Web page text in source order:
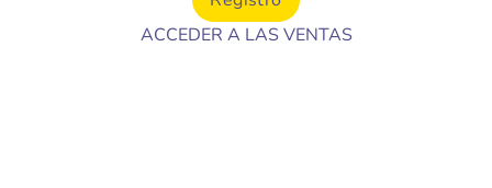
ACCEDER A LAS VENTAS